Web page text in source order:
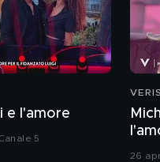
e l'amore
5
26